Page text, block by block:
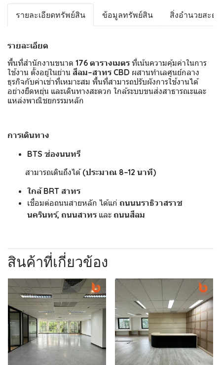
รายละเอียดทรัพย์สิน ข้อมูลทรัพย์สิน สิ่งอำนวยสะด
รายละเอียด
พื้นที่สำนักงานขนาด 176 ตารางเมตร ที่เน้นความคุ้มค่าในการ
ใช้งาน ตั้งอยู่ในย่าน สีลม–สาทร CBD ผสานทำเลศูนย์กลาง
ธุรกิจกับค่าเช่าที่เหมาะสม พื้นที่สามารถปรับผังการใช้งานได้
อย่างยืดหยุ่น และเดินทางสะดวก ใกล้ระบบขนส่งสาธารณะและ
แหล่งพาณิชยกรรมหลัก
การเดินทาง
BTS ช่องนนทรี
สามารถเดินถึงได้(ประมาณ 8–12 นาที)
ใกล้ BRT สาทร
เชื่อมต่อถนนสายหลัก ได้แก่ ถนนนราธิวาสราช
นครินทร์, ถนนสาทร และ ถนนสีลม
สินค้าที่เกี่ยวข้อง